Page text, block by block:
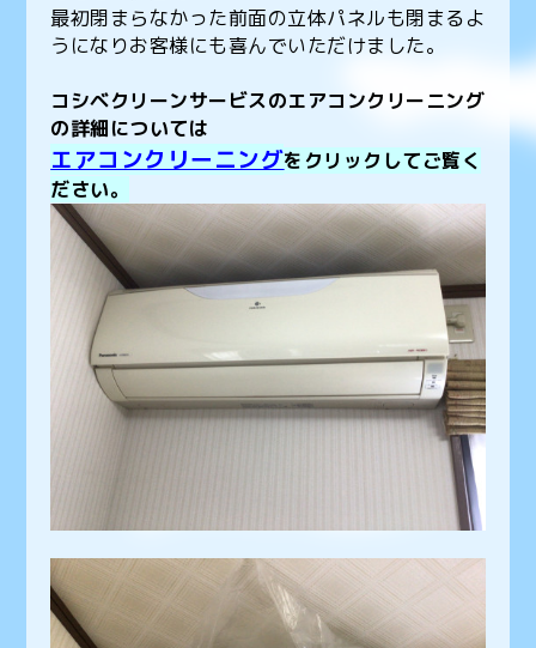
最初閉まらなかった前面の立体パネルも閉まるよ
うになりお客様にも喜んでいただけました。
コシベクリーンサービスのエアコンクリーニング
の詳細については
エアコンクリーニングをクリックしてご覧く
ださい。